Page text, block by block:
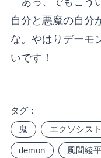
自分と悪魔の自分
な。やはりデーモ
いです！
タグ：
鬼
エクソシスト
demon 風間綾